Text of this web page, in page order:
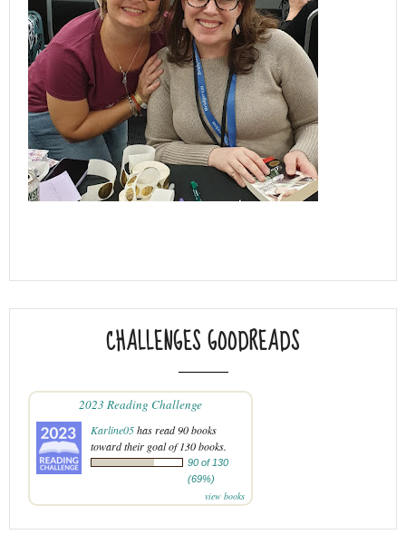
CHALLENGES GOODREADS
2023 Reading Challenge
Karline05has read 90 books
toward their goal of 130 books.
90 of 130
(69%)
view books